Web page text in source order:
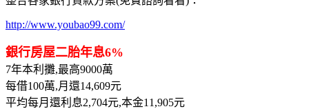
http://www.youbao99.com/
銀行房屋二胎年息6%
7年本利攤,最高9000萬
每借100萬,月還14,609元
平均每月還利息2,704元,本金11,905元